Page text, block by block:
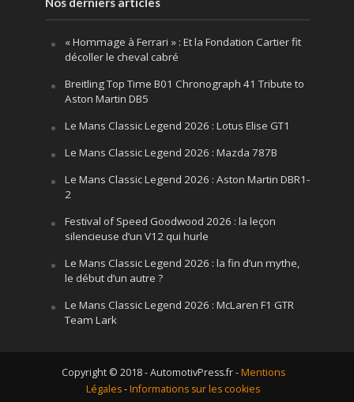
« Hommage à Ferrari » : Et la Fondation Cartier fit
décoller le cheval cabré
Breitling Top Time B01 Chronograph 41 Tribute to
Aston Martin DB5
Le Mans Classic Legend 2026 : Lotus Elise GT1
Le Mans Classic Legend 2026 : Mazda 787B
Le Mans Classic Legend 2026 : Aston Martin DBR1-
2
Festival of Speed Goodwood 2026 : la leçon
silencieuse d’un V12 qui hurle
Le Mans Classic Legend 2026 : la fin d’un mythe,
le début d’un autre ?
Le Mans Classic Legend 2026 : McLaren F1 GTR
Team Lark
Copyright © 2018 - AutomotivPress.fr -Mentions
Légales-Informations sur les cookies